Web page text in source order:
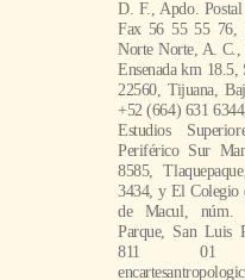
D. F., Apdo.
Fax 56 55 55 76,
Norte Norte, A. C.,
Ensenada km
22560, Tijuana,
+52 (664) 631
Estudios
Periférico Sur
8585,
3434, y El Colegio
de Macul, núm.
Parque, San Luis
811 01